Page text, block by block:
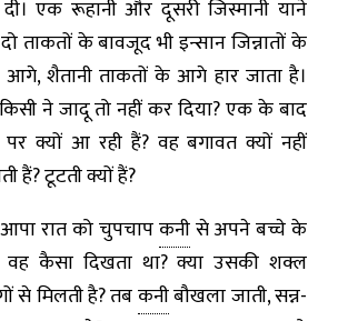
एक रूहानी और दूसरी जिस्मानी याने
ताकतों के बावजूद भी इन्सान जिन्नातों के
शैतानी ताकतों के आगे हार जाता है।
ने जादू तो नहीं कर दिया? एक के बाद
क्यों आ रही हैं? वह बगावत क्यों नहीं
हैं? टूटती क्यों हैं?
रात को चुपचापकनीसे अपने बच्चे के
कैसा दिखता था? क्या उसकी शक्ल
से मिलती है? तबकनीबौखला जाती, सन्न-